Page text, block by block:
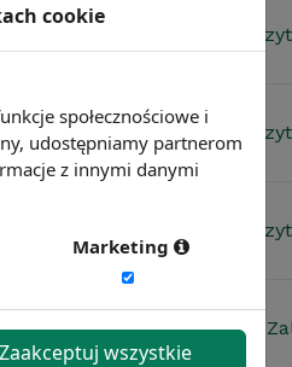
Darmowy
Dla zalogowanych
cookie
społecznościowe i
udostępniamy partnerom
z innymi danymi
Marketing
Zaakceptuj wszystkie